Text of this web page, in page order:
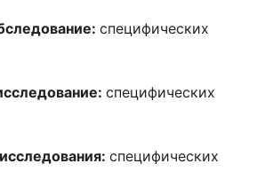
специфических
специфических
специфических